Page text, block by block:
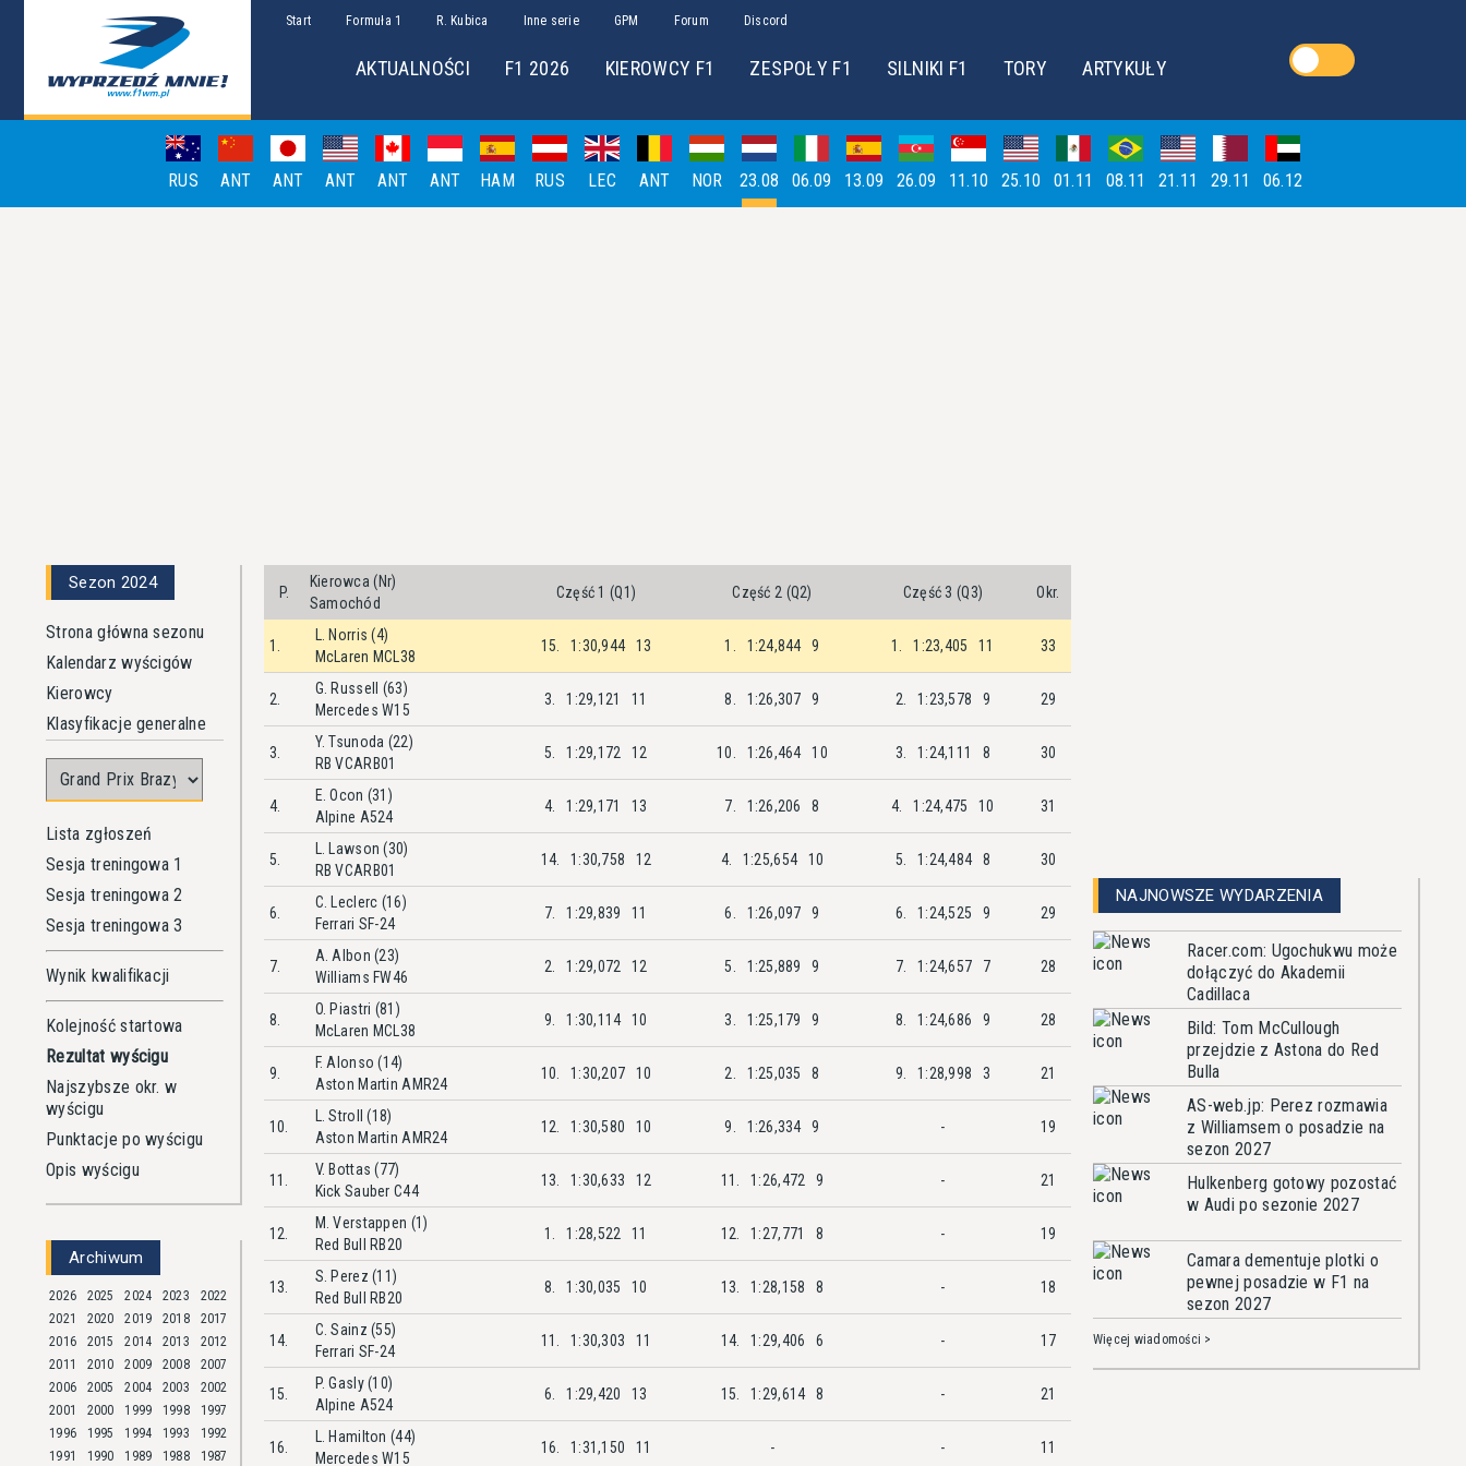
Start Formuła 1 R. Kubica Inne serie GPM Forum Discord
AKTUALNOŚCI F1 2026 KIEROWCY F1 ZESPOŁY F1 SILNIKI F1 TORY ARTYKUŁY
RUS ANT ANT ANT ANT ANT HAM RUS LEC ANT NOR 23.08 06.09 13.09 26.09 11.10 25.10 01.11 08.11 21.11 29.11 06.12
Sezon 2024
Strona główna sezonu
Kalendarz wyścigów
Kierowcy
Klasyfikacje generalne
Lista zgłoszeń
Sesja treningowa 1
Sesja treningowa 2
Sesja treningowa 3
Wynik kwalifikacji
Kolejność startowa
Rezultat wyścigu
Najszybsze okr. w
wyścigu
Punktacje po wyścigu
Opis wyścigu
Archiwum
2026 2025 2024 2023
2022
2021
2020 2019 2018
2017
2016
2015 2014 2013
2012
2011
2010 2009 2008
2007
2006
2005 2004 2003
2002
2001
2000 1999 1998
1997
1996
1995 1994 1993
1992
1991
1990 1989 1988 1987
P.
Kierowca (Nr)
Samochód
Część 1 (Q1) Część 2 (Q2) Część 3 (Q3) Okr.
1.
L. Norris (4)
McLaren MCL38
15. 1:30,944 13 1. 1:24,844 9 1. 1:23,405 11 33
2.
G. Russell (63)
Mercedes W15
3. 1:29,121 11 8. 1:26,307 9 2. 1:23,578 9 29
3.
Y. Tsunoda (22)
RB VCARB01
5. 1:29,172 12 10. 1:26,464 10 3. 1:24,111 8 30
4.
E. Ocon (31)
Alpine A524
4. 1:29,171 13 7. 1:26,206 8 4. 1:24,475 10 31
5.
L. Lawson (30)
RB VCARB01
14. 1:30,758 12 4. 1:25,654 10 5. 1:24,484 8 30
6.
C. Leclerc (16)
Ferrari SF-24
7. 1:29,839 11 6. 1:26,097 9 6. 1:24,525 9 29
7.
A. Albon (23)
Williams FW46
2. 1:29,072 12 5. 1:25,889 9 7. 1:24,657 7 28
8.
O. Piastri (81)
McLaren MCL38
9. 1:30,114 10 3. 1:25,179 9 8. 1:24,686 9 28
9.
F. Alonso (14)
Aston Martin AMR24
10. 1:30,207 10 2. 1:25,035 8 9. 1:28,998 3 21
10.
L. Stroll (18)
Aston Martin AMR24
12. 1:30,580 10 9. 1:26,334 9 - 19
11.
V. Bottas (77)
Kick Sauber C44
13. 1:30,633 12 11. 1:26,472 9 - 21
12.
M. Verstappen (1)
Red Bull RB20
1. 1:28,522 11 12. 1:27,771 8 - 19
13.
S. Perez (11)
Red Bull RB20
8. 1:30,035 10 13. 1:28,158 8 - 18
14.
C. Sainz (55)
Ferrari SF-24
11. 1:30,303 11 14. 1:29,406 6 - 17
15.
P. Gasly (10)
Alpine A524
6. 1:29,420 13 15. 1:29,614 8 - 21
16.
L. Hamilton (44)
Mercedes W15
16. 1:31,150 11 - - 11
NAJNOWSZE WYDARZENIA
Racer.com: Ugochukwu może
dołączyć do Akademii
Cadillaca
Bild: Tom McCullough
przejdzie z Astona do Red
Bulla
AS-web.jp: Perez rozmawia
z Williamsem o posadzie na
sezon 2027
Hulkenberg gotowy pozostać
w Audi po sezonie 2027
Camara dementuje plotki o
pewnej posadzie w F1 na
sezon 2027
Więcej wiadomości >